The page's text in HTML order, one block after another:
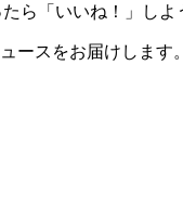
ら「いいね！」しよ
ースをお届けします。